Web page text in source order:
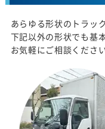
あらゆる形状のトラッ
下記以外の形状でも基
お気軽にご相談ください